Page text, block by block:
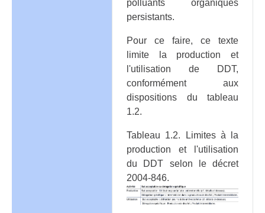
polluants organiques
persistants.
Pour ce faire, ce texte
limite la production et
l'utilisation de DDT,
conformément aux
dispositions du tableau
1.2.
Tableau 1.2. Limites à la
production et l'utilisation
du DDT selon le décret
2004-846.